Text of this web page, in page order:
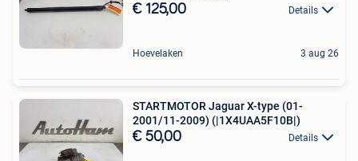
€ 125,00 Details
Hoevelaken 3 aug 26
STARTMOTOR Jaguar X-type (01-
2001/11-2009) (|1X4UAA5F10B|)
€ 50,00 Details